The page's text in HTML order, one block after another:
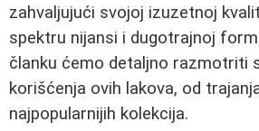
zahvaljujući svojoj izuzetnoj
spektru nijansi i dugotrajnoj
članku ćemo detaljno razmotriti
korišćenja ovih lakova, od
najpopularnijih kolekcija.